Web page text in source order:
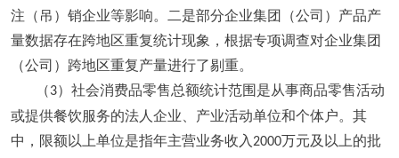
注（吊）销企业等影响。二是部分企业集团（公司）产品产
量数据存在跨地区重复统计现象，根据专项调查对企业集团
（公司）跨地区重复产量进行了剔重。
（3）社会消费品零售总额统计范围是从事商品零售活动
或提供餐饮服务的法人企业、产业活动单位和个体户。其
中，限额以上单位是指年主营业务收入2000万元及以上的批